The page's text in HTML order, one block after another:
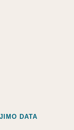
DATA